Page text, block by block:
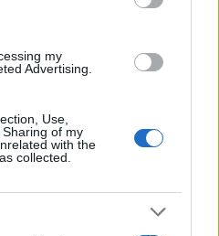
my
Advertising.
Use,
of my
with the
collected.
Ogni concerto, ogni
possiamo pensare che la
così contaminato? La
questo ciclo vizioso
giustizia.
città che merita di
possono essere